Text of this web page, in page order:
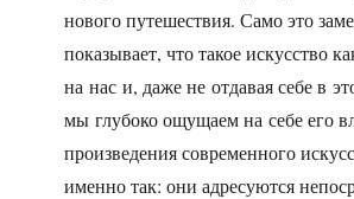
нового путешествия. Само это
показывает, что такое искусство
на нас и, даже не отдавая себе в
мы глубоко ощущаем на себе его
произведения современного
именно так: они адресуются